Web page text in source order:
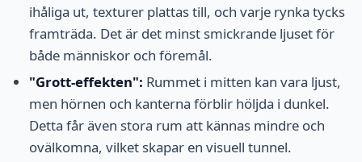
ihåliga ut, texturer plattas till, och varje rynka tycks
framträda. Det är det minst smickrande ljuset för
både människor och föremål.
"Grott-effekten": Rummet i mitten kan vara ljust,
men hörnen och kanterna förblir höljda i dunkel.
Detta får även stora rum att kännas mindre och
ovälkomna, vilket skapar en visuell tunnel.